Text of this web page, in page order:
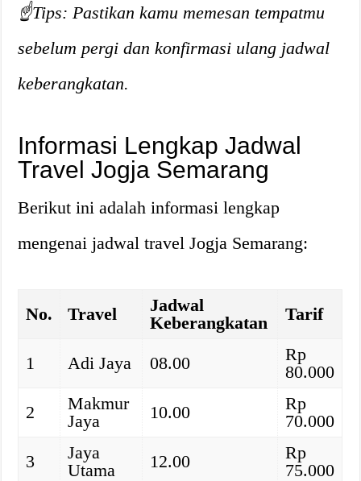
☝️Tips: Pastikan kamu memesan tempatmu
sebelum pergi dan konfirmasi ulang jadwal
keberangkatan.
Informasi Lengkap Jadwal
Travel Jogja Semarang
Berikut ini adalah informasi lengkap
mengenai jadwal travel Jogja Semarang:
No. Travel
Jadwal
Keberangkatan
Tarif
1 Adi Jaya 08.00
Rp
80.000
2
Makmur
Jaya
10.00
Rp
70.000
3
Jaya
Utama
12.00
Rp
75.000